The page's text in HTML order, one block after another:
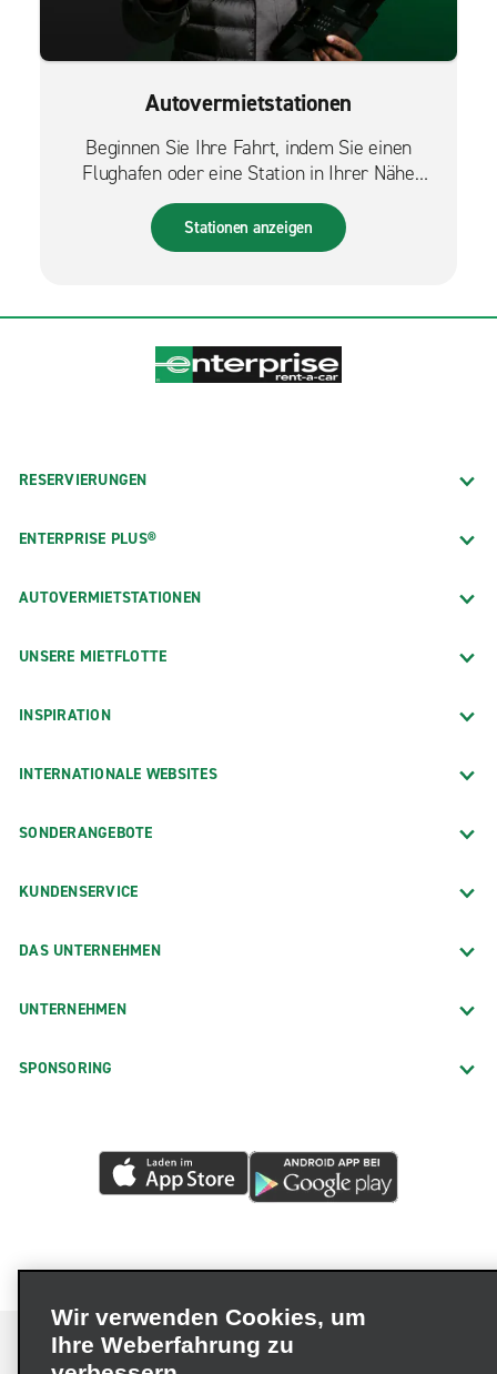
Autovermietstationen
Beginnen Sie Ihre Fahrt, indem Sie einen
Flughafen oder eine Station in Ihrer Nähe
finden.
Stationen anzeigen
RESERVIERUNGEN
ENTERPRISE PLUS®
AUTOVERMIETSTATIONEN
UNSERE MIETFLOTTE
INSPIRATION
INTERNATIONALE WEBSITES
SONDERANGEBOTE
KUNDENSERVICE
DAS UNTERNEHMEN
UNTERNEHMEN
SPONSORING
Wir verwenden Cookies, um
Ihre Weberfahrung zu